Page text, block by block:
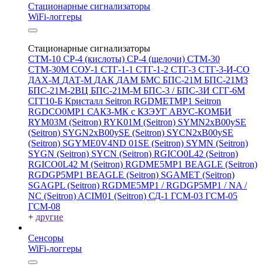
Стационарные сигнализаторы
WiFi-логгеры
Стационарные сигнализаторы
СТМ-10 СР-4 (кислоты) СР-4 (щелочи) СТМ-30
СТМ-30М СОУ-1 СТГ-1-1 СТГ-1-2 СТГ-3 СТГ-3-И-CO
ДАХ-М ДАТ-М ДАК ДАМ БМС БПС-21М БПС-21М3
БПС-21М-2ВЦ БПС-21М-М БПС-3 / БПС-3И СГГ-6М
СГГ10-Б Кристалл Seitron RGDMETMP1 Seitron
RGDCO0MP1 САКЗ-МК с КЗЭУГ АВУС-КОМБИ
RYM03M (Seitron) RYK01M (Seitron) SYMN2хB00ySE
(Seitron) SYGN2xB00ySE (Seitron) SYCN2xB00ySE
(Seitron) SGYME0V4ND 01SE (Seitron) SYMN (Seitron)
SYGN (Seitron) SYCN (Seitron) RGICO0L42 (Seitron)
RGICO0L42 M (Seitron) RGDME5MP1 BEAGLE (Seitron)
RGDGP5MP1 BEAGLE (Seitron) SGAMET (Seitron)
SGAGPL (Seitron) RGDME5MP1 / RGDGP5MP1 / NA /
NC (Seitron) ACIM01 (Seitron) СД-1 ГСМ-03 ГСМ-05
ГСМ-08
+ другие
Сенсоры
WiFi-логгеры